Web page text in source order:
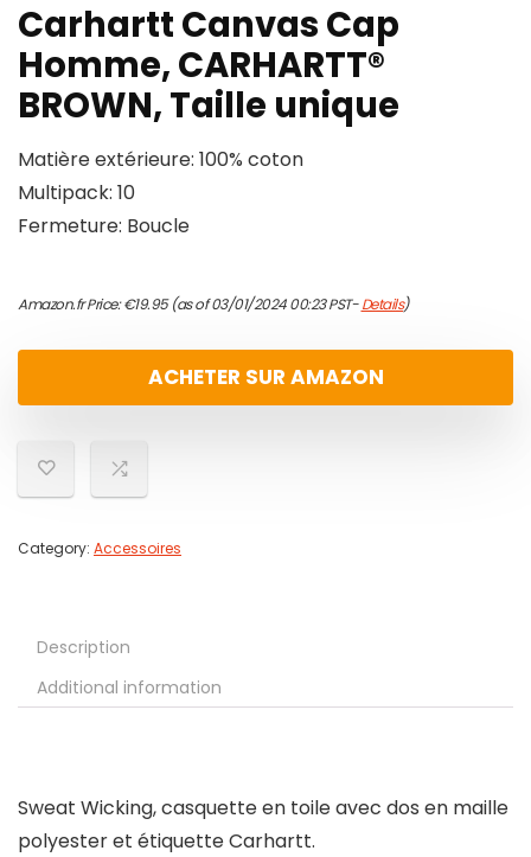
Carhartt Canvas Cap
Homme, CARHARTT®
BROWN, Taille unique
Matière extérieure: 100% coton
Multipack: 10
Fermeture: Boucle
Amazon.fr Price:€19.95(as of 03/01/2024 00:23 PST-Details)
ACHETER SUR AMAZON
Category: Accessoires
Description
Additional information
Sweat Wicking, casquette en toile avec dos en maille
polyester et étiquette Carhartt.